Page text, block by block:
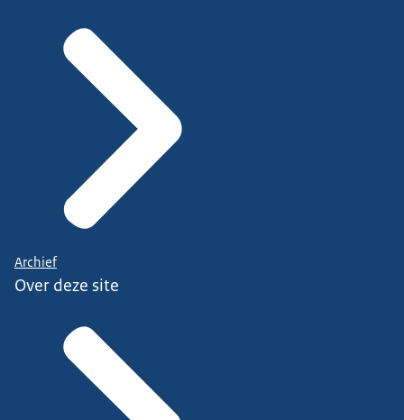
Archief
Over deze site